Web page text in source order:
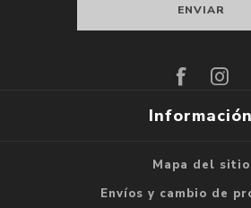
Información
Mapa del sitio
Envíos y cambio de